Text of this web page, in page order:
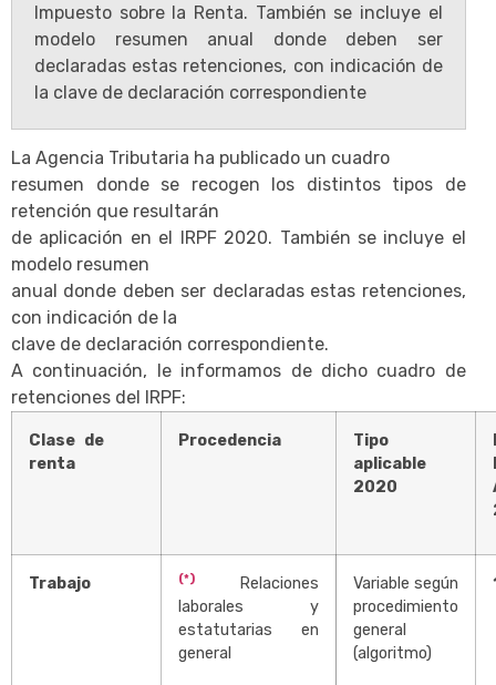
Impuesto sobre la Renta. También se incluye el
modelo resumen anual donde deben ser
declaradas estas retenciones, con indicación de
la clave de declaración correspondiente
La Agencia Tributaria ha publicado un cuadro
resumen donde se recogen los distintos tipos de
retención que resultarán
de aplicación en el IRPF 2020. También se incluye el
modelo resumen
anual donde deben ser declaradas estas retenciones,
con indicación de la
clave de declaración correspondiente.
A continuación, le informamos de dicho cuadro de
retenciones del IRPF:
Clase de
renta
Procedencia
Tipo
aplicable
2020
Trabajo (*)
Relaciones
laborales y
estatutarias en
general
Variable según
procedimiento
general
(algoritmo)